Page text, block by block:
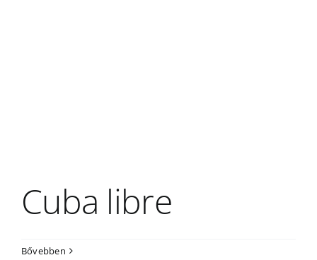
Cuba libre
Bővebben